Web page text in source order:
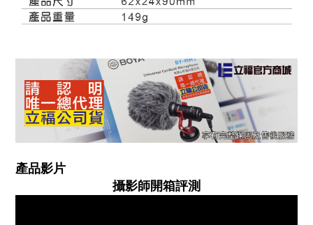
產品影片
攝影師開箱評測